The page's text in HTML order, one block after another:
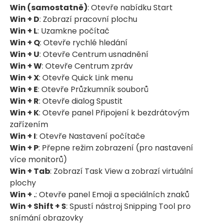
Win (samostatně): Otevře nabídku Start
Win + D: Zobrazí pracovní plochu
Win + L: Uzamkne počítač
Win + Q: Otevře rychlé hledání
Win + U: Otevře Centrum usnadnění
Win + W: Otevře Centrum zpráv
Win + X: Otevře Quick Link menu
Win + E: Otevře Průzkumník souborů
Win + R: Otevře dialog Spustit
Win + K: Otevře panel Připojení k bezdrátovým
zařízením
Win + I: Otevře Nastavení počítače
Win + P: Přepne režim zobrazení (pro nastavení
více monitorů)
Win + Tab: Zobrazí Task View a zobrazí virtuální
plochy
Win + .: Otevře panel Emoji a speciálních znaků
Win + Shift + S: Spustí nástroj Snipping Tool pro
snímání obrazovky